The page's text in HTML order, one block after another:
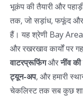
भूकंप की तैयारी और
तक, जो सड़ांध, फफूंद और
हैं। यह श्रेणी Bay Area
और रखरखाव कार्यों पर
वाटरप्रूफिंगऔरनींव
ट्यून-अप, और हमारी
चेकलिस्ट तक सब कुछ